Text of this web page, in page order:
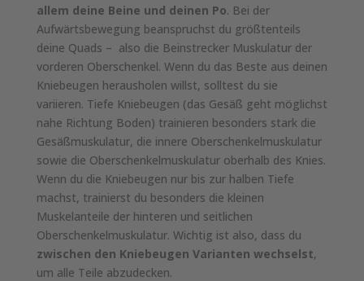
allem deine Beine und deinen Po. Bei der
Aufwärtsbewegung beanspruchst du größtenteils
deine Quads – also die Beinstrecker Muskulatur der
vorderen Oberschenkel. Wenn du das Beste aus deinen
Kniebeugen herausholen willst, solltest du sie
variieren. Tiefe Kniebeugen (das Gesäß geht möglichst
nahe Richtung Boden) trainieren besonders stark die
Gesäßmuskulatur, die innere Oberschenkelmuskulatur
sowie die Oberschenkelmuskulatur oberhalb des Knies.
Wenn du die Kniebeugen nur bis zur halben Tiefe
machst, trainierst du besonders die kleinen
Muskelanteile der hinteren und seitlichen
Oberschenkelmuskulatur. Wichtig ist also, dass du
zwischen den Kniebeugen Varianten wechselst,
um alle Teile abzudecken.